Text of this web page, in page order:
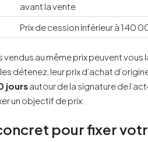
avant la vente
Prix de cession inférieur à 140
vendus au même prix peuvent
détenez, leur prix d’achat
joursautour de la signature de
un objectif de prix.
pour fixer